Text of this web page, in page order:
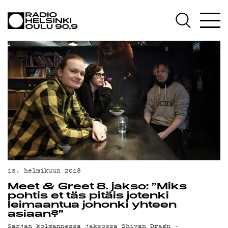
AJANKOHTAISTA
OHJELMAT
TEKIJÄT
ON-DEMAND
PODCAST
MAINOSTA
YHTEYSTIEDOT
G LIVELAB
YSTÄVÄKLUBI
TIETOSUOJA
15. helmikuun 2018
Meet & Greet 8. jakso: ”Miks
pohtis et täs pitäis jotenki
leimaantua johonki yhteen
asiaan?”
Sarjan kolmannessa jaksossa Shivan Dragn -